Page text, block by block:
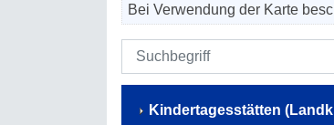
Bei Verwendung der Karte
Kindertagesstätten